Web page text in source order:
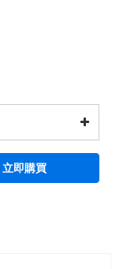
立即購買